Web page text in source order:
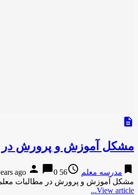
description
مشکل آموزش و پرورش در
bookmark مدرسه معلم access_time
56 years ago
person chat_bubble0
مشکل آموزش و پرورش در مطالبات
View article...